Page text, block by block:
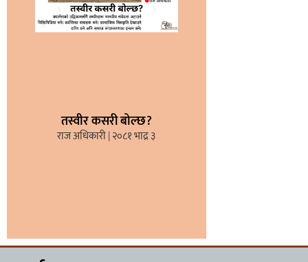
तस्वीर कसरी बोल्छ?
राज अधिकारी २०८१ भाद्र ३